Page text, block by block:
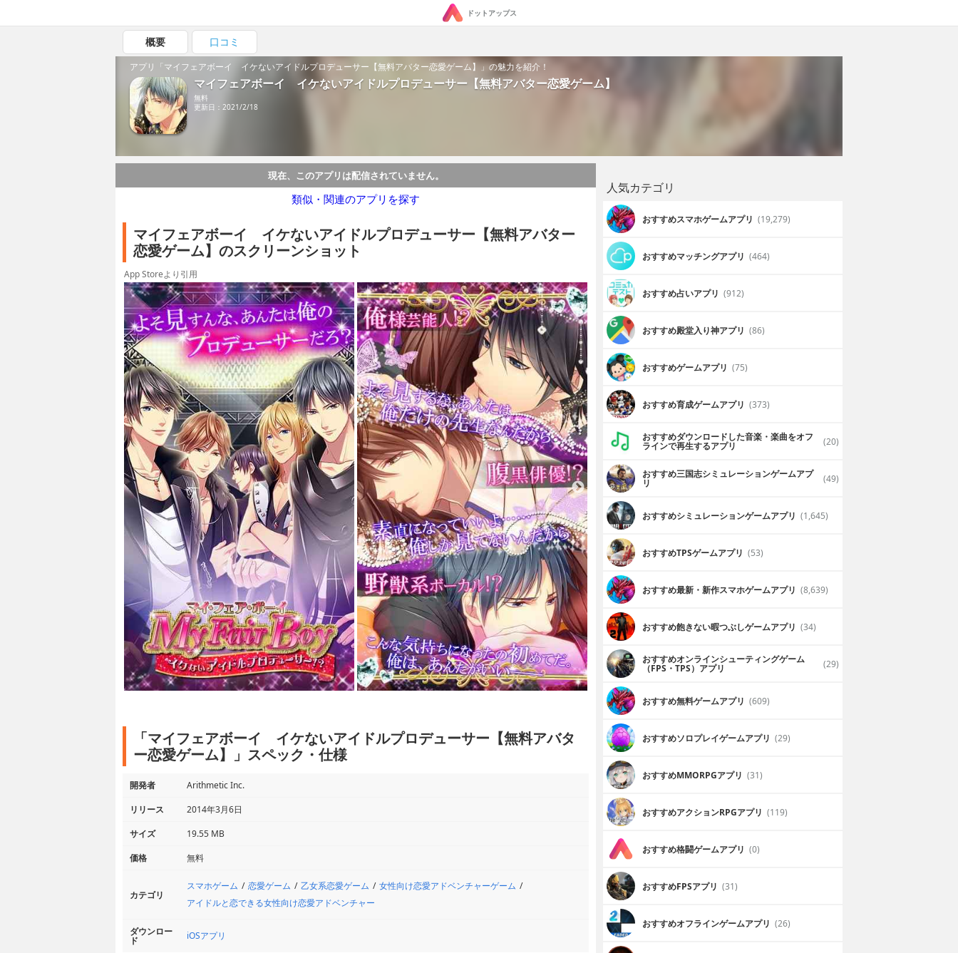
ドットアップス
概要 口コミ
アプリ「マイフェアボーイ イケないアイドルプロデューサー【無料アバター恋愛ゲーム】」の魅力を紹介！
マイフェアボーイ イケないアイドルプロデューサー【無料アバター恋愛ゲーム】
無料
更新日：2021/2/18
現在、このアプリは配信されていません。
類似・関連のアプリを探す
マイフェアボーイ イケないアイドルプロデューサー【無料アバター
恋愛ゲーム】のスクリーンショット
App Storeより引用
「マイフェアボーイ イケないアイドルプロデューサー【無料アバタ
ー恋愛ゲーム】」スペック・仕様
開発者
Arithmetic Inc.
リリース
2014年3月6日
サイズ
19.55 MB
価格
無料
カテゴリ
スマホゲーム 恋愛ゲーム 乙女系恋愛ゲーム
女性向け恋愛アドベンチャーゲーム
アイドルと恋できる女性向け恋愛アドベンチャー
ダウンロー
ド iOSアプリ
人気カテゴリ
おすすめスマホゲームアプリ (19,279)
おすすめマッチングアプリ (464)
おすすめ占いアプリ (912)
おすすめ殿堂入り神アプリ (86)
おすすめゲームアプリ (75)
おすすめ育成ゲームアプリ (373)
おすすめダウンロードした音楽・楽曲をオフ
ラインで再生するアプリ (20)
おすすめ三国志シミュレーションゲームアプ
リ (49)
おすすめシミュレーションゲームアプリ (1,645)
おすすめTPSゲームアプリ (53)
おすすめ最新・新作スマホゲームアプリ (8,639)
おすすめ飽きない暇つぶしゲームアプリ (34)
おすすめオンラインシューティングゲーム
（FPS・TPS）アプリ (29)
おすすめ無料ゲームアプリ (609)
おすすめソロプレイゲームアプリ (29)
おすすめ MMORPGアプリ (31)
おすすめアクションRPGアプリ (119)
おすすめ格闘ゲームアプリ (0)
おすすめFPSアプリ (31)
おすすめオフラインゲームアプリ (26)